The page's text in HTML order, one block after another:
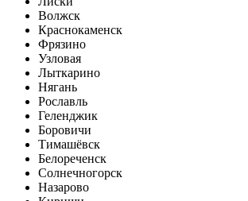
Волжск
Краснокаменск
Фрязино
Узловая
Лыткарино
Нягань
Рославль
Геленджик
Боровичи
Тимашёвск
Белореченск
Солнечногорск
Назарово